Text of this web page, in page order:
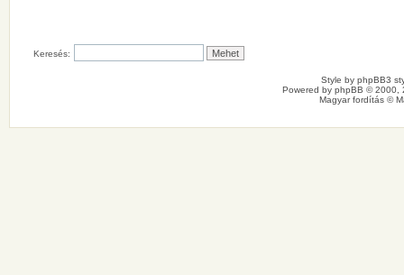
Keresés:
Style by phpBB3
Powered by phpBB © 2000,
Magyar fordítás ©